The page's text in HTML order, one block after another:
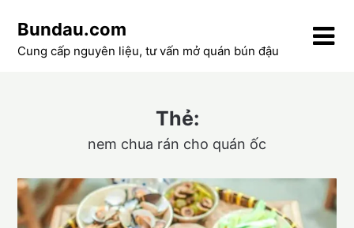
content
Bundau.com
Cung cấp nguyên liệu, tư vấn mở quán bún đậu
Thẻ:
nem chua rán cho quán ốc